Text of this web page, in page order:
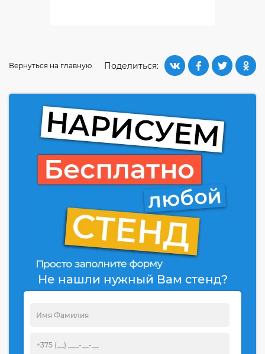
Поделиться:
Вернуться на главную
Не нашли нужный Вам стенд?